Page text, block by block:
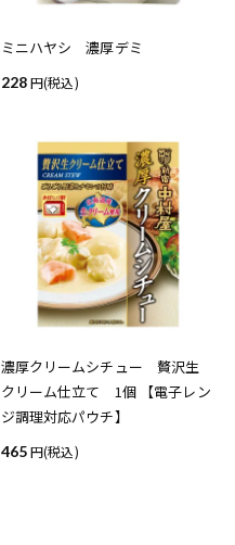
ミニハヤシ 濃厚デミ
228 (税込)
濃厚クリームシチュー 贅沢生
クリーム仕立て 1個 【電子レン
ジ調理対応パウチ】
465 (税込)